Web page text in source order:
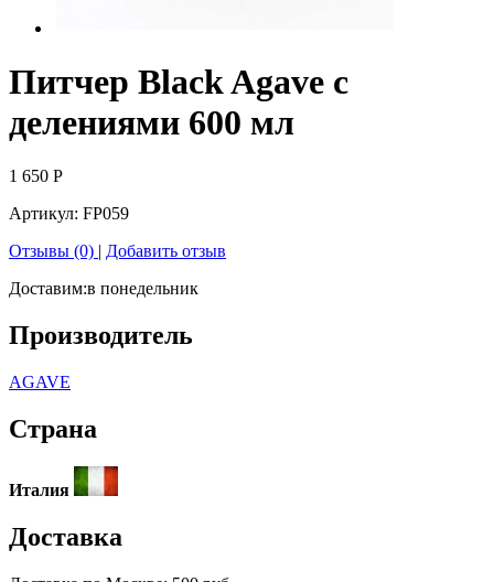
Питчер Black Agave с
делениями 600 мл
1 650 Р
Артикул: FP059
Отзывы (0) | Добавить отзыв
Доставим:в понедельник
Производитель
AGAVE
Страна
Италия
Доставка